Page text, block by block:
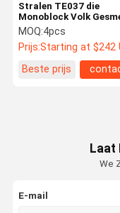
Stralen TE037 die
Monoblock Volk
Wielendouane de
eindigt
MOQ:4pcs
Prijs:Starting at $242 US Dollars
Beste prijs
Laat
We
E-mail